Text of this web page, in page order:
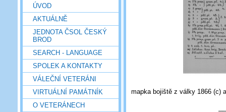
ÚVOD
AKTUÁLNĚ
JEDNOTA ČSOL ČESKÝ
BROD
SEARCH - LANGUAGE
SPOLEK A KONTAKTY
VÁLEČNÍ VETERÁNI
VIRTUÁLNÍ PAMÁTNÍK
O VETERÁNECH
mapka bojiště z války 1866 (c)